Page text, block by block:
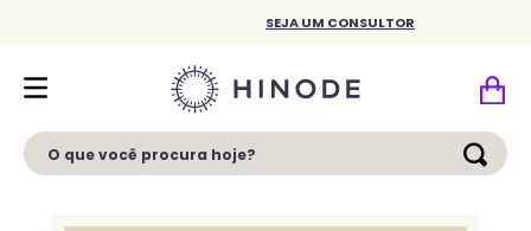
SEJA UM CONSULTOR
O que você procura hoje?